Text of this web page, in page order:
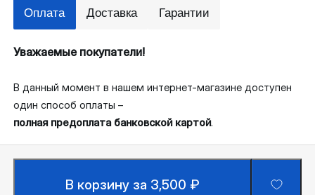
Оплата Доставка Гарантии
Уважаемые покупатели!
В данный момент в нашем интернет-магазине доступен
один способ оплаты –
полная предоплата банковской картой.
В корзину за 3,500 ₽